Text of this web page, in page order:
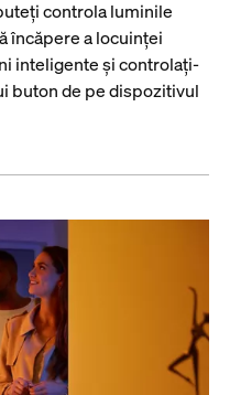
controla luminile
încăpere a locuinței
inteligente și controlați-
buton de pe dispozitivul